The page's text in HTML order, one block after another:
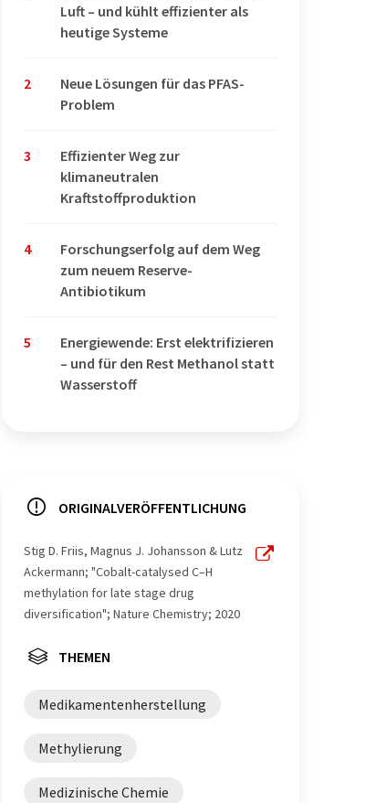
Luft – und kühlt effizienter als
heutige Systeme
2
Neue Lösungen für das PFAS-
Problem
3
Effizienter Weg zur
klimaneutralen
Kraftstoffproduktion
4
Forschungserfolg auf dem Weg
zum neuem Reserve-
Antibiotikum
5
Energiewende: Erst elektrifizieren
– und für den Rest Methanol statt
Wasserstoff
ORIGINALVERÖFFENTLICHUNG
Stig D. Friis, Magnus J. Johansson & Lutz
Ackermann; "Cobalt-catalysed C–H
methylation for late stage drug
diversification"; Nature Chemistry; 2020
THEMEN
Medikamentenherstellung
Methylierung
Medizinische Chemie